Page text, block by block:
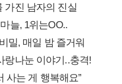
가진 남자의 진실
늘, 1위는OO..
밀, 매일 밤 즐거워
랑나눈 이야기..충격!
사는 게 행복해요”